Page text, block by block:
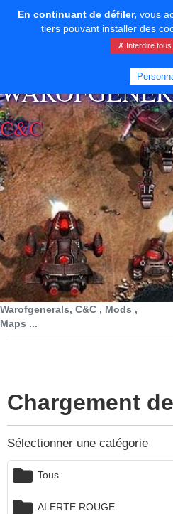
⚡ SOUTENIR LE
C&C
Warofgenerals, C&C , Mods ,
Maps ...
Chargement
Sélectionner une catégorie
Tous
ALERTE ROUGE
En continuant de défiler, vous
tiers pouvant installer des
✗ Interdire tous